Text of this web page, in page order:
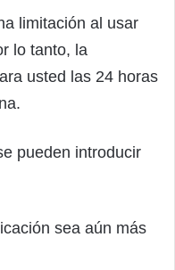
limitación al usar
lo tanto, la
usted las 24 horas
pueden introducir
sea aún más